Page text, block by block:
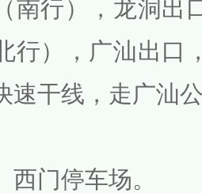
南行），龙洞出
行），广汕出口
速干线，走广汕
门停车场。